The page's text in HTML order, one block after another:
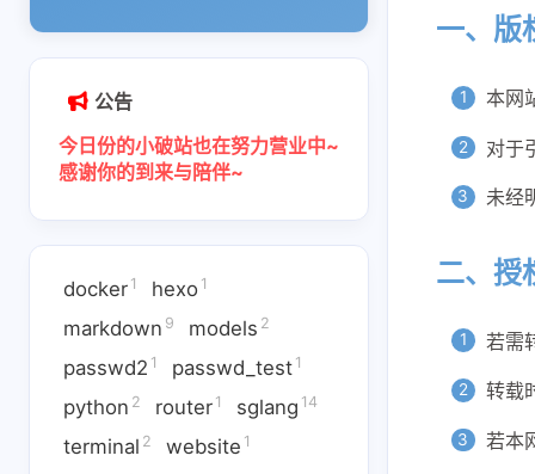
一、版
本网
对于
未经
二、授
若需
转载
若本
公告
今日份的小破站也在努力营业中~
感谢你的到来与陪伴~
docker 1 hexo 1
markdown 9 models 2
passwd2 1 passwd_test 1
python 2 router 1 sglang 14
terminal 2 website 1